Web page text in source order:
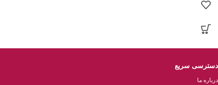
دسترسی سریع
درباره ما